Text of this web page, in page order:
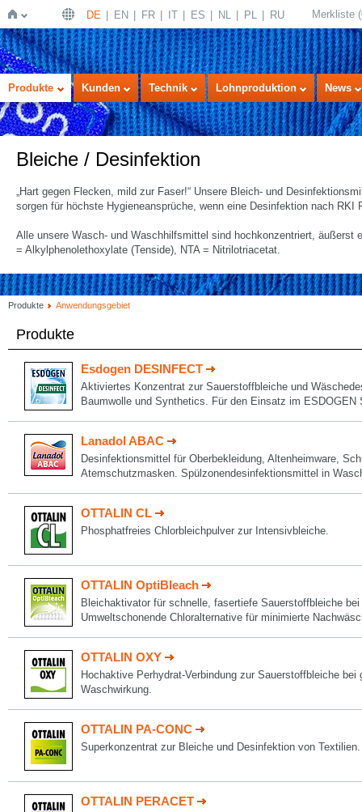
Startseite
DE EN FR IT ES NL PL RU Merkliste (
Produkte Kunden Technik Lohnproduktion News
Bleiche / Desinfektion
„Hart gegen Flecken, mild zur Faser!“ Unsere Bleich- und
sorgen für höchste Hygieneansprüche, wenn eine Desinfektion nach RKI
Alle unsere Wasch- und Waschhilfsmittel sind hochkonzentriert,
= Alkylphenolethoxylate (Tenside), NTA = Nitrilotriacetat.
Produkte Anwendungsgebiet
Produkte
Esdogen DESINFECT
Aktiviertes Konzentrat zur Sauerstoffbleiche und
Baumwolle und Synthetics. Für den Einsatz im ESDOGEN
Lanadol ABAC
Desinfektionsmittel für Oberbekleidung, Altenheimware,
Atemschutzmasken. Spülzonendesinfektionsmittel in
OTTALIN CL
Phosphatfreies Chlorbleichpulver zur Intensivbleiche.
OTTALIN OptiBleach
Bleichaktivator für schnelle, fasertiefe Sauerstoffbleiche bei
Umweltschonende Chloralternative für minimierte
OTTALIN OXY
Hochaktive Perhydrat-Verbindung zur Sauerstoffbleiche bei
Waschwirkung.
OTTALIN PA-CONC
Superkonzentrat zur Bleiche und Desinfektion von Textilien.
OTTALIN PERACET